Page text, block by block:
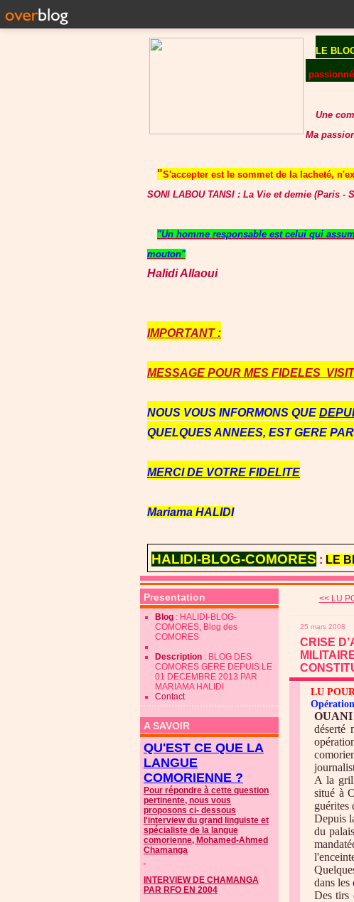
LE
Une
Ma
"S'accepter est le sommet de la lacheté,
SONI LABOU TANSI : La Vie et demie (Paris -
"Un homme responsable est celui qui
mouton"
Halidi Allaoui
IMPORTANT :
MESSAGE POUR MES FIDELES
NOUS VOUS INFORMONS QUE
QUELQUES ANNEES, EST GERE PAR
MERCI DE VOTRE FIDELITE
Mariama HALIDI
HALIDI-BLOG-COMORES : LE
Presentation
Blog : HALIDI-BLOG-
COMORES, Blog des
COMORES
Description : BLOG DES
COMORES GERE DEPUIS LE
01 DECEMBRE 2013 PAR
MARIAMA HALIDI
Contact
A SAVOIR
QU'EST CE QUE LA
LANGUE
COMORIENNE ?
Pour répondre à cette question
pertinente, nous vous
proposons ci- dessous
l'interview du grand linguiste et
spécialiste de la langue
comorienne, Mohamed-Ahmed
Chamanga
INTERVIEW DE CHAMANGA
PAR RFO EN 2004
<< LU
25 mars 2008
CRISE
LU
OUANI
déserté
A la
situé à
guérites
Depuis
du
dans les
Des tirs